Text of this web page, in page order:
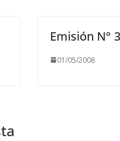
Emisión N°
01/05/2008